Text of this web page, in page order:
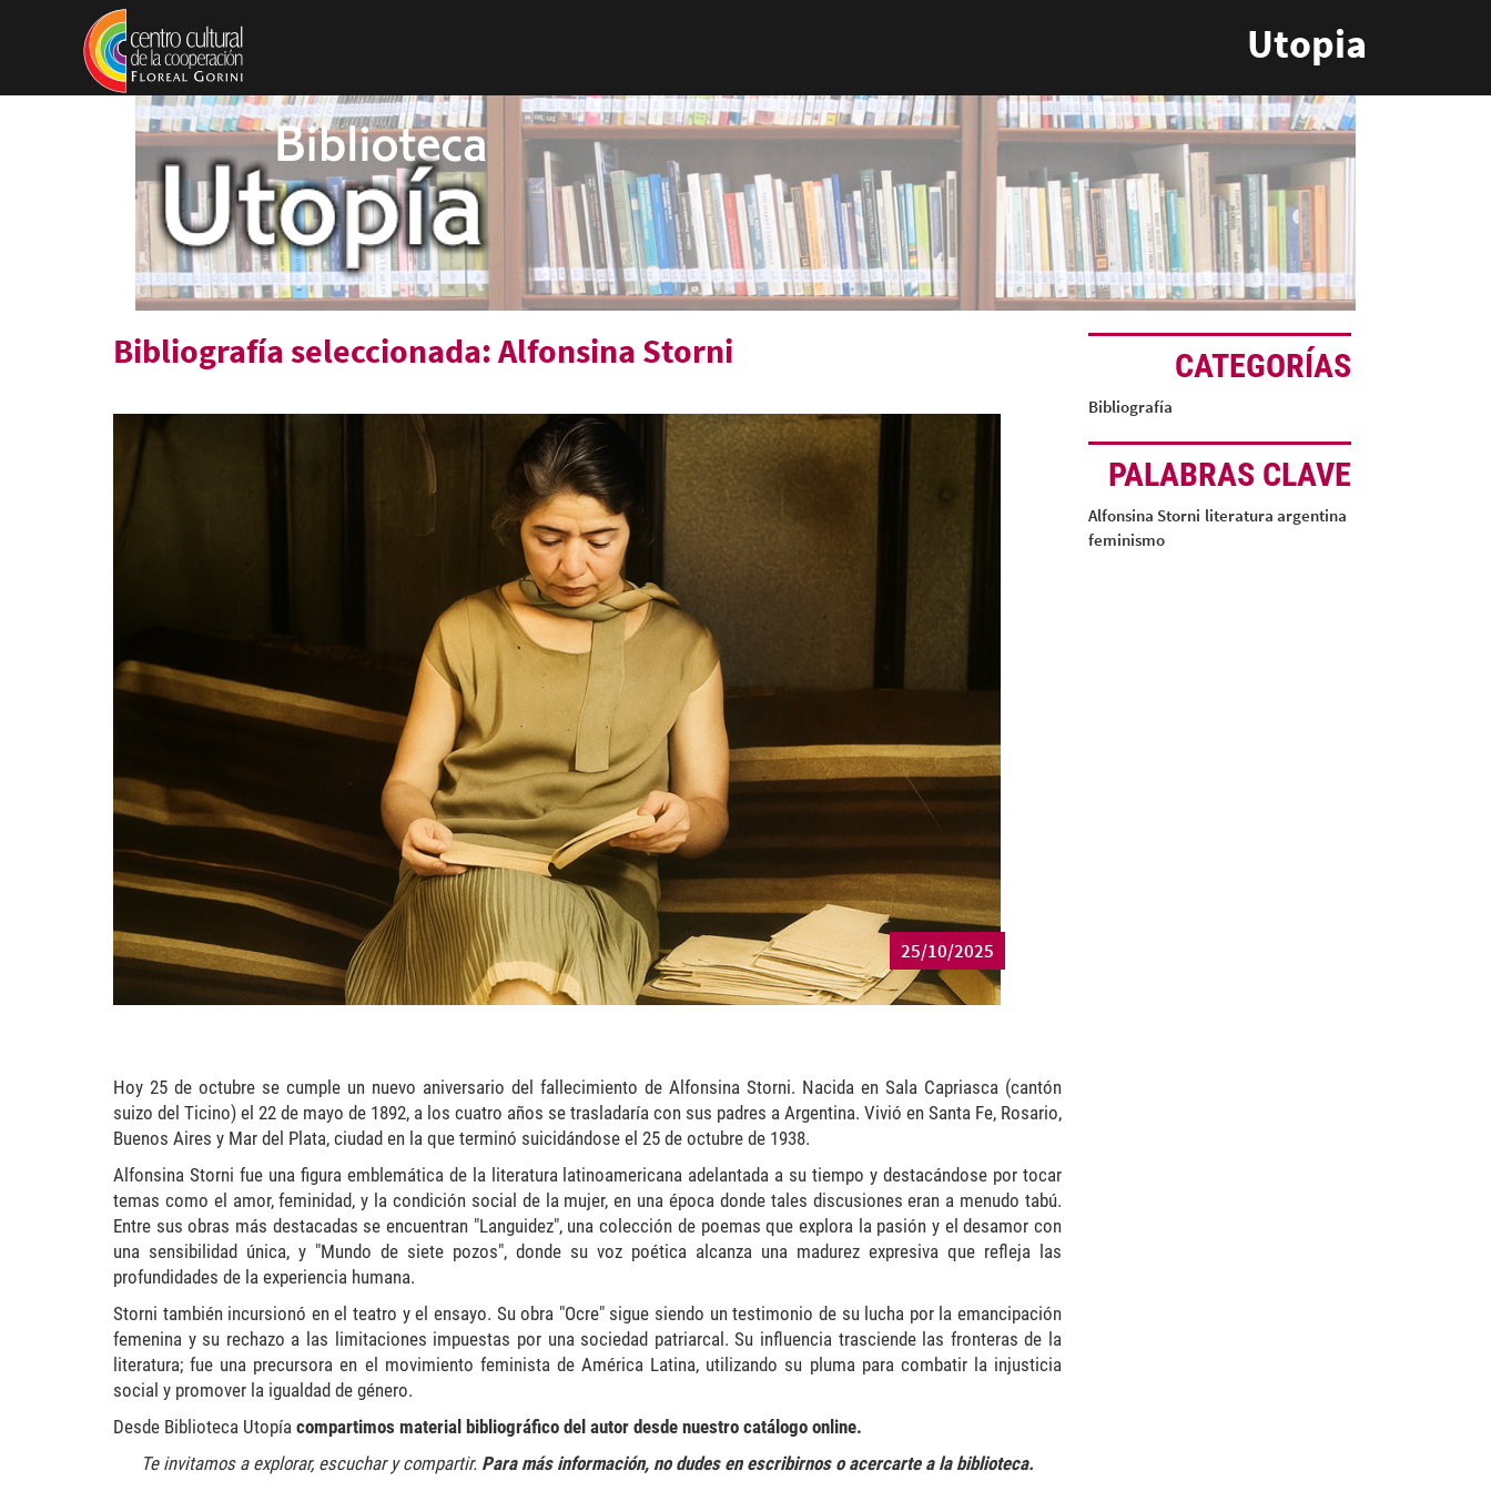
Pasar al contenido principal
Utopia
Bibliografía seleccionada: Alfonsina Storni
25/10/2025
Hoy 25 de octubre se cumple un nuevo aniversario del fallecimiento de Alfonsina Storni. Nacida en Sala Capriasca (cantón
suizo del Ticino) el 22 de mayo de 1892, a los cuatro años se trasladaría con sus padres a Argentina. Vivió en Santa Fe, Rosario,
Buenos Aires y Mar del Plata, ciudad en la que terminó suicidándose el 25 de octubre de 1938.
Alfonsina Storni fue una figura emblemática de la literatura latinoamericana adelantada a su tiempo y destacándose por tocar
temas como el amor, feminidad, y la condición social de la mujer, en una época donde tales discusiones eran a menudo tabú.
Entre sus obras más destacadas se encuentran "Languidez", una colección de poemas que explora la pasión y el desamor con
una sensibilidad única, y "Mundo de siete pozos", donde su voz poética alcanza una madurez expresiva que refleja las
profundidades de la experiencia humana.
Storni también incursionó en el teatro y el ensayo. Su obra "Ocre" sigue siendo un testimonio de su lucha por la emancipación
femenina y su rechazo a las limitaciones impuestas por una sociedad patriarcal. Su influencia trasciende las fronteras de la
literatura; fue una precursora en el movimiento feminista de América Latina, utilizando su pluma para combatir la injusticia
social y promover la igualdad de género.
Desde Biblioteca Utopía compartimos material bibliográfico del autor desde nuestro catálogo online.
Te invitamos a explorar, escuchar y compartir. Para más información, no dudes en escribirnos o acercarte a la biblioteca.
CATEGORÍAS
Bibliografía
PALABRAS CLAVE
Alfonsina Storni literatura argentina
feminismo